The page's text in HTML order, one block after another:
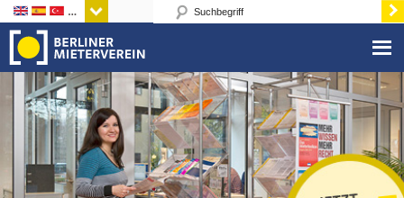
Sprachen